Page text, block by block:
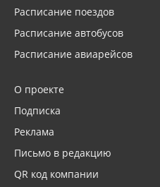
Расписание поездов
Расписание автобусов
Расписание авиарейсов
О проекте
Подписка
Реклама
Письмо в редакцию
QR код компании